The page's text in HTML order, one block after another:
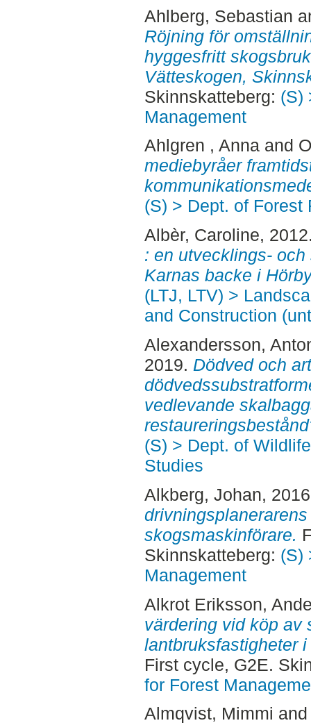
Ahlberg, Sebastian
Röjning för
hyggesfritt
Vätteskogen,
Skinnskatteberg: (S)
Management
Ahlgren , Annaand
mediebyråer
(S) > Dept. of Forest
Albèr, Caroline,
: en utvecklings-
Karnas backe i
(LTJ, LTV) >
and Construction
Alexandersson,
2019. Dödved och
vedlevande
(S) > Dept. of
Studies
Alkberg, Johan,
skogsmaskinförare.
Skinnskatteberg: (S)
Management
Alkrot Eriksson,
värdering vid köp av
lantbruksfastigheter
First cycle, G2E.
for Forest
Almqvist, Mimmi